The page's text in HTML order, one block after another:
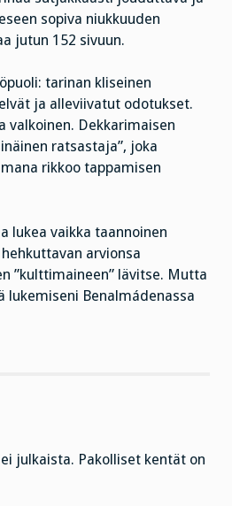
sopiva niukkuuden
jutun 152 sivuun.
tarinan kliseinen
ja alleviivatut odotukset.
valkoinen. Dekkarimaisen
ratsastaja”, joka
rikkoo tappamisen
lukea vaikka taannoinen
arvionsa
”kulttimaineen” lävitse. Mutta
lukemiseni Benalmádenassa
julkaista. Pakolliset kentät on